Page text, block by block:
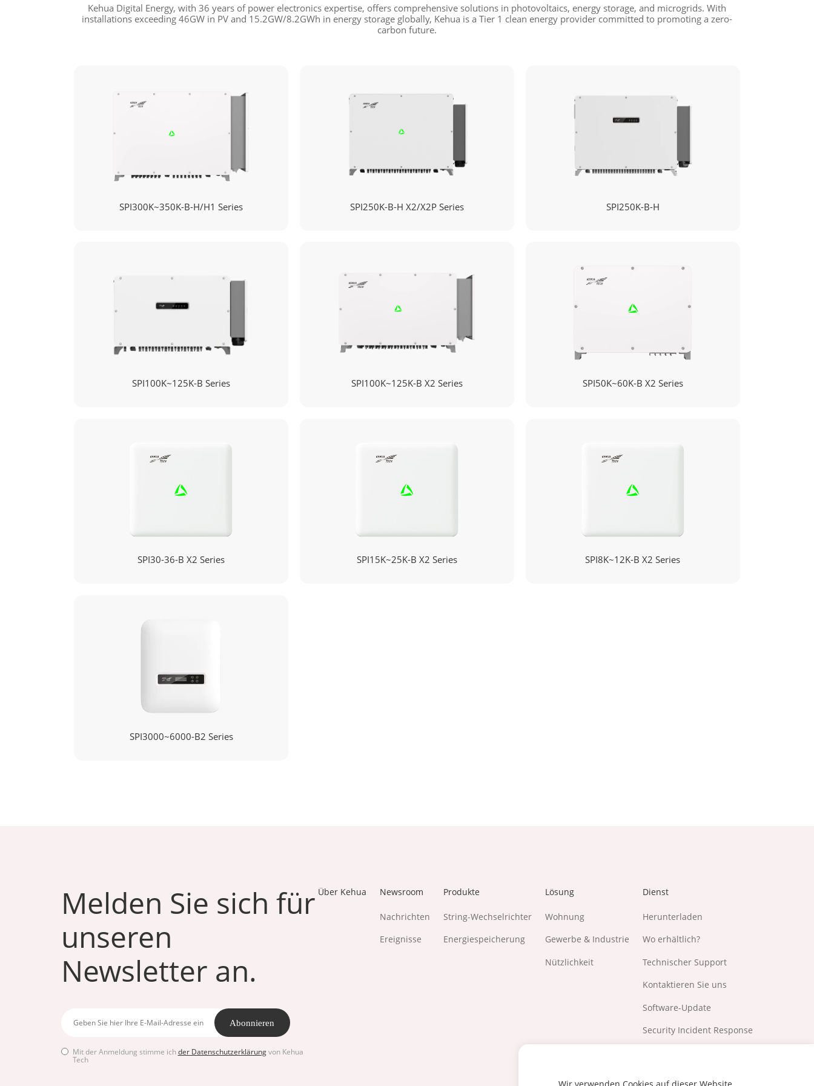
Kehua Digital Energy, with 36 years of power electronics expertise, offers comprehensive solutions in photovoltaics, energy storage, and microgrids. With
installations exceeding 46GW in PV and 15.2GW/8.2GWh in energy storage globally, Kehua is a Tier 1 clean energy provider committed to promoting a zero-
carbon future.
SPI300K~350K-B-H/H1 Series SPI250K-B-H X2/X2P Series SPI250K-B-H
SPI100K~125K-B Series SPI100K~125K-B X2 Series SPI50K~60K-B X2 Series
SPI30-36-B X2 Series SPI15K~25K-B X2 Series SPI8K~12K-B X2 Series
SPI3000~6000-B2 Series
Melden Sie sich für
unseren
Newsletter an.
Abonnieren
Mit der Anmeldung stimme ichder Datenschutzerklärungvon Kehua
Tech
Über Kehua Newsroom
Nachrichten
Ereignisse
Produkte
String-Wechselrichter
Energiespeicherung
Lösung
Wohnung
Gewerbe & Industrie
Nützlichkeit
Dienst
Herunterladen
Wo erhältlich?
Technischer Support
Kontaktieren Sie uns
Software-Update
Security Incident Response